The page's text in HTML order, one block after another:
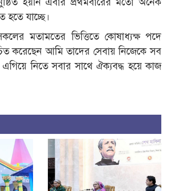
হতে যাচ্ছে।
মতামতের ভিত্তিতে কোষাধ্যক্ষ পদে
করেছেন আমি তাদের সেবায় নিজেকে সব
নিতে সবার সাথে ঐক্যবদ্ধ হয়ে কাজ